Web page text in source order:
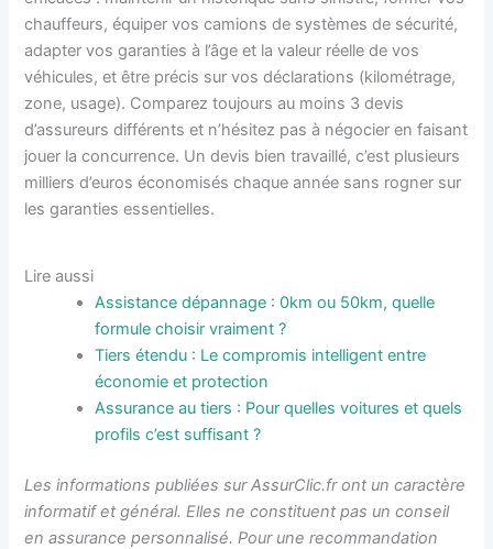
chauffeurs, équiper vos camions de systèmes de sécurité,
adapter vos garanties à l’âge et la valeur réelle de vos
véhicules, et être précis sur vos déclarations (kilométrage,
zone, usage). Comparez toujours au moins 3 devis
d’assureurs différents et n’hésitez pas à négocier en faisant
jouer la concurrence. Un devis bien travaillé, c’est plusieurs
milliers d’euros économisés chaque année sans rogner sur
les garanties essentielles.
Lire aussi
Assistance dépannage : 0km ou 50km, quelle
formule choisir vraiment ?
Tiers étendu : Le compromis intelligent entre
économie et protection
Assurance au tiers : Pour quelles voitures et quels
profils c’est suffisant ?
Les informations publiées sur AssurClic.fr ont un caractère
informatif et général. Elles ne constituent pas un conseil
en assurance personnalisé. Pour une recommandation